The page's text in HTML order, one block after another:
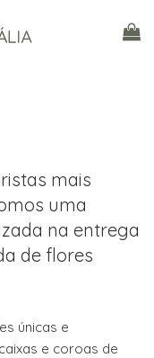
mais
uma
na entrega
de flores
únicas e
e coroas de